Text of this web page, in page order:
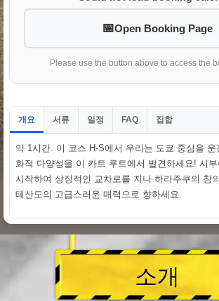
Open Booking Page
Please use the button above to access the
개요 서류 일정 FAQ 집합
약 1시간. 이 코스 H-S에서 우리는 도쿄 중심을
화적 다양성을 이 카트 루트에서 발견하세요! 시
시작하여 상징적인 교차로를 지나 하라주쿠의 창
테산도의 고급스러운 매력으로 향하세요.
소개